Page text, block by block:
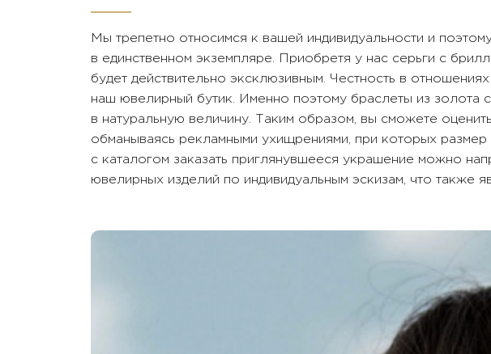
Мы трепетно относимся к вашей индивидуальности и
в единственном экземпляре. Приобретя у нас серьги с
будет действительно эксклюзивным. Честность в
наш ювелирный бутик. Именно поэтому браслеты из золота
в натуральную величину. Таким образом, вы сможете
обманываясь рекламными ухищрениями, при которых
с каталогом заказать приглянувшееся украшение можно
ювелирных изделий по индивидуальным эскизам, что также